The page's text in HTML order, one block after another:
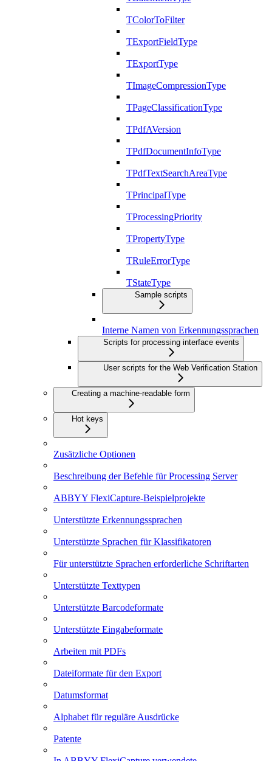
TColorToFilter
TExportFieldType
TExportType
TImageCompressionType
TPageClassificationType
TPdfAVersion
TPdfDocumentInfoType
TPdfTextSearchAreaType
TPrincipalType
TProcessingPriority
TPropertyType
TRuleErrorType
TStateType
Sample scripts
Interne Namen von Erkennungssprachen
Scripts for processing interface events
User scripts for the Web Verification Station
Creating a machine-readable form
Hot keys
Zusätzliche Optionen
Beschreibung der Befehle für Processing Server
ABBYY FlexiCapture-Beispielprojekte
Unterstützte Erkennungssprachen
Unterstützte Sprachen für Klassifikatoren
Für unterstützte Sprachen erforderliche Schriftarten
Unterstützte Texttypen
Unterstützte Barcodeformate
Unterstützte Eingabeformate
Arbeiten mit PDFs
Dateiformate für den Export
Datumsformat
Alphabet für reguläre Ausdrücke
Patente